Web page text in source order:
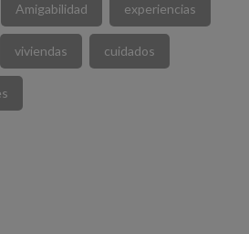
Amigabilidad experiencias
viviendas cuidados